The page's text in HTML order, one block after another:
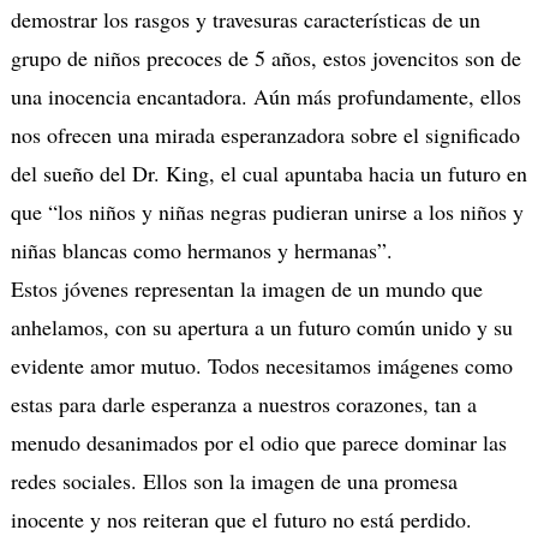
demostrar los rasgos y travesuras características de un
grupo de niños precoces de 5 años, estos jovencitos son de
una inocencia encantadora. Aún más profundamente, ellos
nos ofrecen una mirada esperanzadora sobre el significado
del sueño del Dr. King, el cual apuntaba hacia un futuro en
que “los niños y niñas negras pudieran unirse a los niños y
niñas blancas como hermanos y hermanas”.
Estos jóvenes representan la imagen de un mundo que
anhelamos, con su apertura a un futuro común unido y su
evidente amor mutuo. Todos necesitamos imágenes como
estas para darle esperanza a nuestros corazones, tan a
menudo desanimados por el odio que parece dominar las
redes sociales. Ellos son la imagen de una promesa
inocente y nos reiteran que el futuro no está perdido.